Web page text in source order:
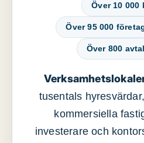
Över 10 000
Över 95 000
Över 800
tusentals
kommersiella
investerare och